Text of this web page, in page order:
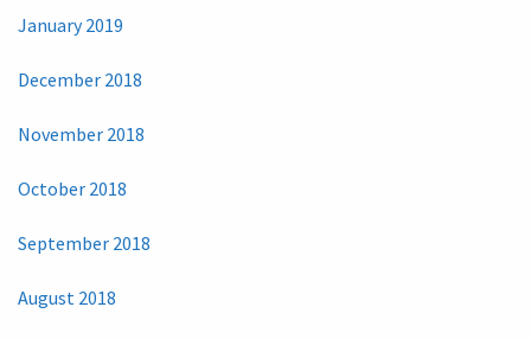
January 2019
December 2018
November 2018
October 2018
September 2018
August 2018